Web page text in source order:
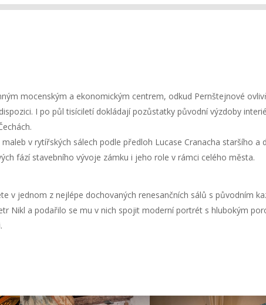
mocenským a ekonomickým centrem, odkud Pernštejnové
I po půl tisíciletí dokládají pozůstatky původní výzdoby
v rytířských sálech podle předloh Lucase Cranacha staršího a
fází stavebního vývoje zámku i jeho role v rámci celého města.
v jednom z nejlépe dochovaných renesančních sálů s původním
Nikl a podařilo se mu v nich spojit moderní portrét s hlubokým